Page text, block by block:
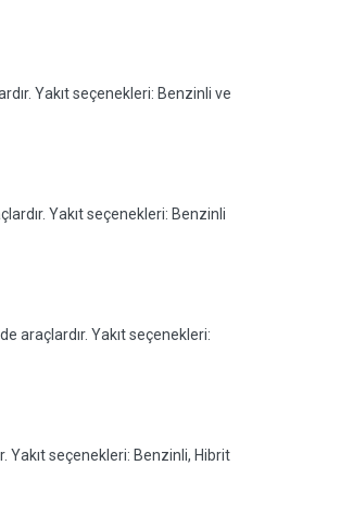
Yakıt seçenekleri: Benzinli ve
Yakıt seçenekleri: Benzinli
araçlardır. Yakıt seçenekleri:
Yakıt seçenekleri: Benzinli, Hibrit